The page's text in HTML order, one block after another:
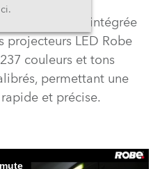
virtuelles intégrée
projecteurs LED Robe
couleurs et tons
permettant une
et précise.